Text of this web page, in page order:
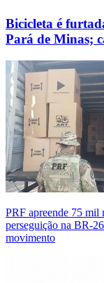
Bicicleta é
Pará de Minas;
PRF apreende 75 mil
perseguição na BR-
movimento